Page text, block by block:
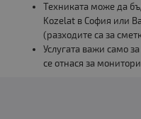
Техниката може да
Kozelat в София или
(разходите са за
Услугата важи само
се отнася за